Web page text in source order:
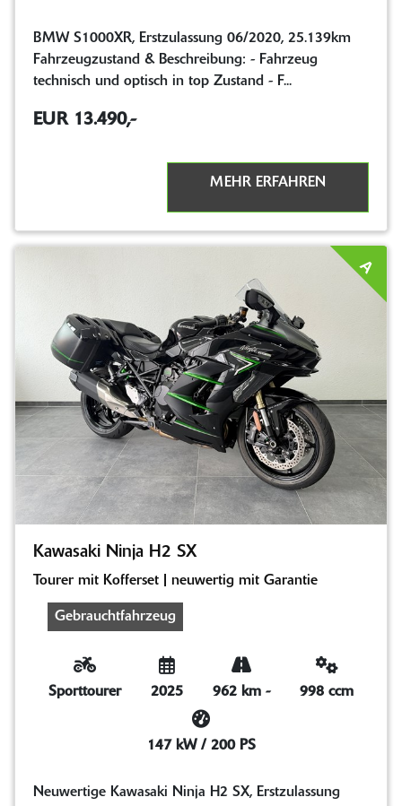
BMW S1000XR, Erstzulassung 06/2020, 25.139km
Fahrzeugzustand & Beschreibung: - Fahrzeug
technisch und optisch in top Zustand - F...
EUR 13.490,-
MEHR ERFAHREN
Kawasaki Ninja H2 SX
Tourer mit Kofferset | neuwertig mit Garantie
Gebrauchtfahrzeug
Sporttourer 2025 962 km - 998 ccm
147 kW / 200 PS
Neuwertige Kawasaki Ninja H2 SX, Erstzulassung
A